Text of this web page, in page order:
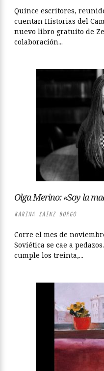
Quince escritores,
cuentan Historias del
nuevo libro gratuito de
colaboración...
Olga Merino: «Soy la
KARINA SAINZ BORGO
Corre el mes de
Soviética se cae a
cumple los treinta,...